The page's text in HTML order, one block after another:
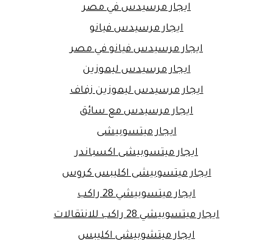
ايجار مرسيدس في مصر
ايجار مرسيدس فيانو
ايجار مرسيدس فيانو في مصر
ايجار مرسيدس ليموزين
ايجار مرسيدس ليموزين زفاف
ايجار مرسيدس مع سائق
ايجار ميتسوبيشى
ايجار ميتسوبيشى اكسباندر
ايجار ميتسوبيشى اكليبس كروس
ايجار ميتسوبيشي 28 راكب
ايجار ميتسوبيشي 28 راكب للانتقالات
ايجار ميتشوبيشى اكليبس